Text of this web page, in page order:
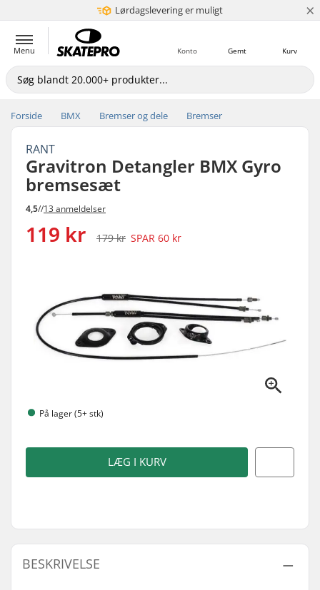
Lørdagslevering er muligt
5+ mio. kunder ×
Menu Kurv
Gemt
Konto
Forside BMX Bremser og dele Bremser
RANT
Gravitron Detangler BMX Gyro
bremsesæt
4,5//13 anmeldelser
119 kr 179 kr SPAR 60 kr
På lager (5+ stk)
LÆG I KURV
BESKRIVELSE